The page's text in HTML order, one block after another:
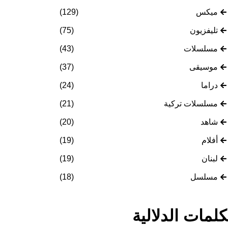
ميكس (129)
تليفزيون (75)
مسلسلات (43)
موسيقى (37)
دراما (24)
مسلسلات تركية (21)
شاهد (20)
أفلام (19)
لبنان (19)
مسلسل (18)
الدلالية